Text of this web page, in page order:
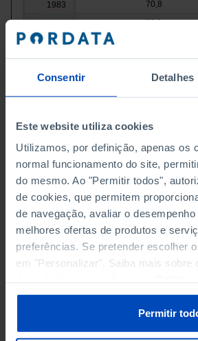
Consentir Detalhes
Este website utiliza cookies
Utilizamos, por definição, apenas os
normal funcionamento do site,
do mesmo. Ao "Permitir todos",
de cookies, que permitem
de navegação, avaliar o
melhores ofertas de produtos e
preferências. Se pretender escolher
em "Personalizar". Saiba mais sobre
Permitir
1983
70,8
69,1
1985
1986
63,0
1987
68,8
1988
-
1991
55,2
53,3
1995
55,6
1996
52,1
1997
50,6
1998
51,8
42,8
2001
┴42,6
Fontes/Entidades: INE | DGS/MS, INE, PORDATA
Última actualização: 2026-08-05
Os valores apresentados entre 2021 e 2024
revisão das Estimativas da População
22/06/2026.
RELACIONADOS